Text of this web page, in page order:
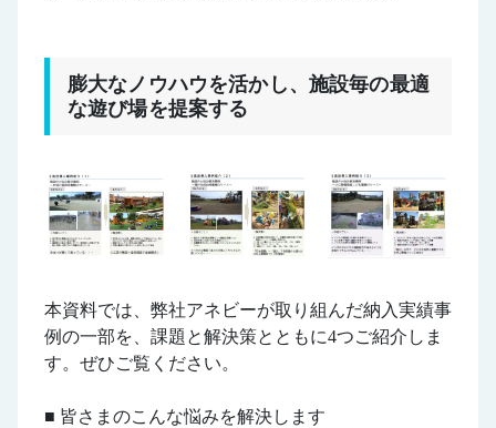
膨大なノウハウを活かし、施設毎の最適
な遊び場を提案する
本資料では、弊社アネビーが取り組んだ納入実績事
例の一部を、課題と解決策とともに4つご紹介しま
す。ぜひご覧ください。
■ 皆さまのこんな悩みを解決します